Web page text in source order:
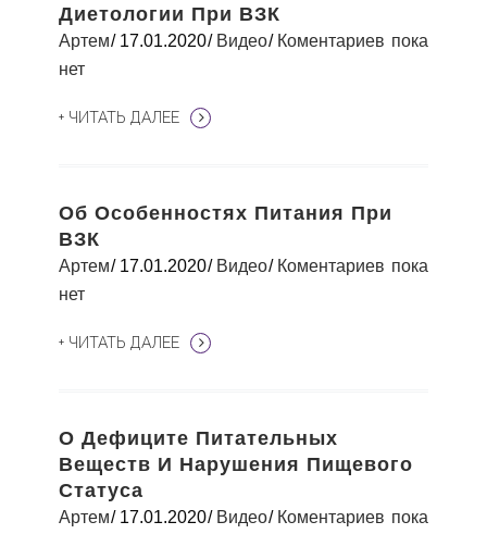
Диетологии При ВЗК
Артем 17.01.2020 Видео
Коментариев пока
нет
+ ЧИТАТЬ ДАЛЕЕ
Об Особенностях Питания При
ВЗК
Артем 17.01.2020 Видео
Коментариев пока
нет
+ ЧИТАТЬ ДАЛЕЕ
О Дефиците Питательных
Веществ И Нарушения Пищевого
Статуса
Артем 17.01.2020 Видео
Коментариев пока